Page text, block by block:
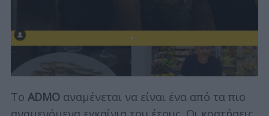
Το ADMOαναμένεται να είναι ένα από τα πιο